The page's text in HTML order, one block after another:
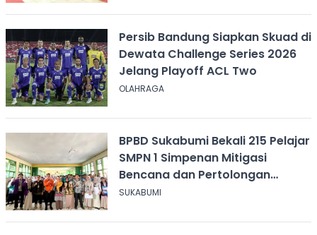
Persib Bandung Siapkan Skuad di
Dewata Challenge Series 2026
Jelang Playoff ACL Two
OLAHRAGA
BPBD Sukabumi Bekali 215 Pelajar
SMPN 1 Simpenan Mitigasi
Bencana dan Pertolongan
Psikologis
SUKABUMI